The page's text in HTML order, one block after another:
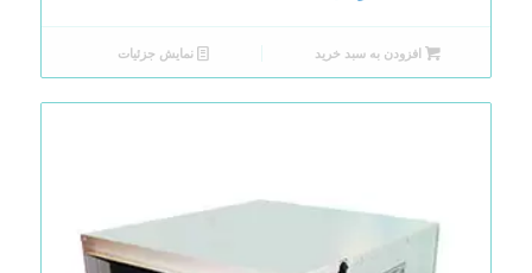
افزودن به سبد خرید نمایش جزئیات